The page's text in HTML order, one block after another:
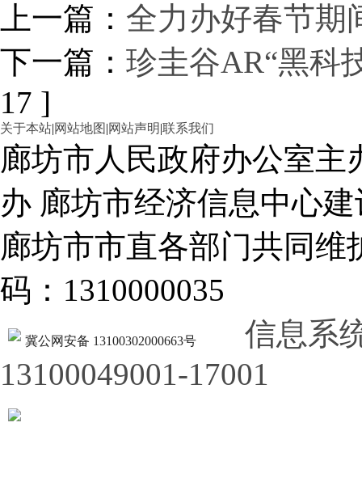
上一篇： 全力办好春节期
下一篇： 珍圭谷AR“黑科
17 ]
关于本站|网站地图 |网站声明|联系我们
廊坊市人民政府办公室
办 廊坊市经济信息中心建
廊坊市市直各部门共同
码：1310000035
冀公网安备 13100302000663号
信息系
13100049001-17001